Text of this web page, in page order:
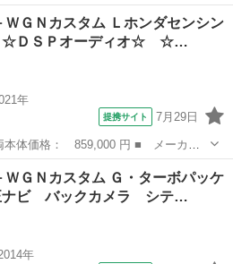
－ＷＧＮ ■ グレード名： Ｇ
乗車 ナビＶＸＭ－２４５ＺＦＥ
ＷＧＮカスタム Ｌホンダセンシン
☆ＤＳＰオーディオ☆ ☆…
年
提携サイト 7月29日
ＷＧＮカスタム ■ グレード名：
ＤＳＰオーディオ☆ ☆ＤＳＰオーデ
ＷＧＮカスタム Ｇ・ターボパッケ
ビ バックカメラ シテ…
年